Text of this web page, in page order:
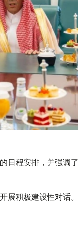
日程安排，并强调
展积极建设性对话。